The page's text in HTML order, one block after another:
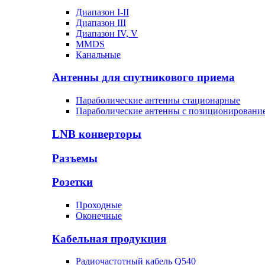
Диапазон I-II
Диапазон III
Диапазон IV, V
MMDS
Канальные
Антенны для спутникового приема
Параболические антенны стационарные
Параболические антенны с
LNB конверторы
Разъемы
Розетки
Проходные
Оконечные
Кабельная продукция
Радиочастотный кабель Q540